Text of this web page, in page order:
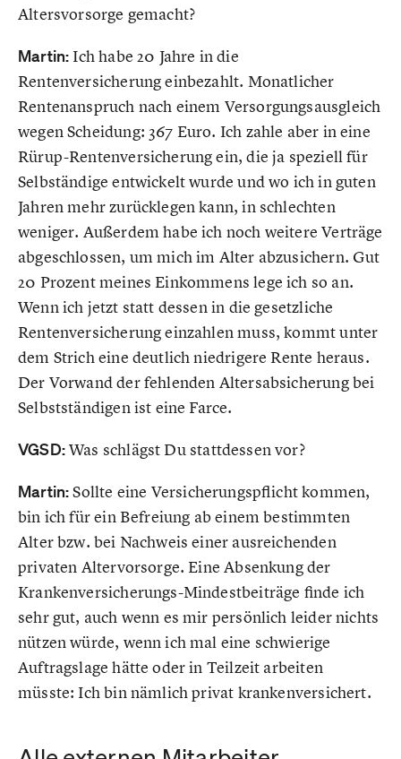
Altersvorsorge gemacht?
Martin: Ich habe 20 Jahre in die
Rentenversicherung einbezahlt. Monatlicher
Rentenanspruch nach einem Versorgungsausgleich
wegen Scheidung: 367 Euro. Ich zahle aber in eine
Rürup-Rentenversicherung ein, die ja speziell für
Selbständige entwickelt wurde und wo ich in guten
Jahren mehr zurücklegen kann, in schlechten
weniger. Außerdem habe ich noch weitere Verträge
abgeschlossen, um mich im Alter abzusichern. Gut
20 Prozent meines Einkommens lege ich so an.
Wenn ich jetzt statt dessen in die gesetzliche
Rentenversicherung einzahlen muss, kommt unter
dem Strich eine deutlich niedrigere Rente heraus.
Der Vorwand der fehlenden Altersabsicherung bei
Selbstständigen ist eine Farce.
VGSD:Was schlägst Du stattdessen vor?
Martin:Sollte eine Versicherungspflicht kommen,
bin ich für ein Befreiung ab einem bestimmten
Alter bzw. bei Nachweis einer ausreichenden
privaten Altervorsorge. Eine Absenkung der
Krankenversicherungs-Mindestbeiträge finde ich
sehr gut, auch wenn es mir persönlich leider nichts
nützen würde, wenn ich mal eine schwierige
Auftragslage hätte oder in Teilzeit arbeiten
müsste: Ich bin nämlich privat krankenversichert.